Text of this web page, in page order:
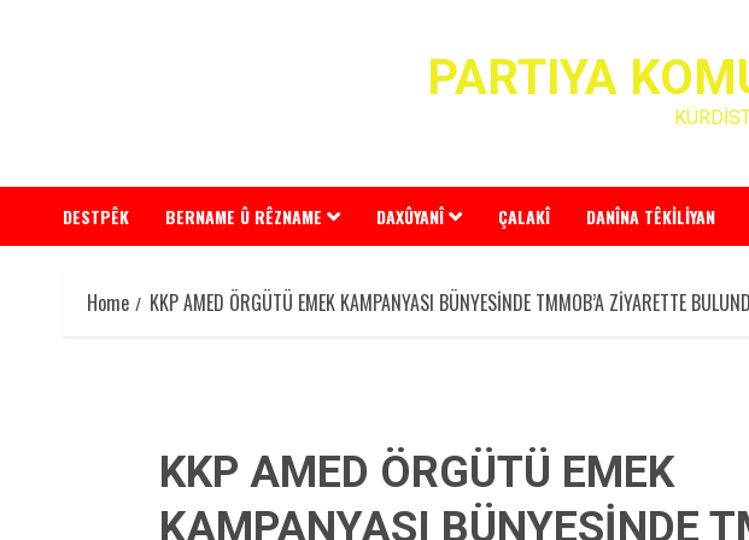
PARTIYA
DESTPÊK BERNAME Û RÊZNAME DAXÛYANÎ ÇALAKÎ DANÎNA TÊKILIYAN
Home KKP AMED ÖRGÜTÜ EMEK KAMPANYASI BÜNYESİNDE TMMOB’A ZİYARETTE
KKP AMED ÖRGÜTÜ EMEK
KAMPANYASI BÜNYESİNDE